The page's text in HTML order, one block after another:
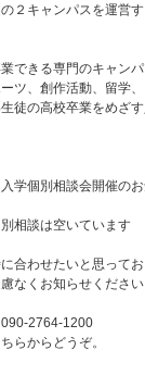
２キャンパスを運営
できる専門のキャンパ
ツ、創作活動、留学、
徒の高校卒業をめざ
学個別相談会開催のお
相談は空いています
合わせたいと思ってお
なくお知らせください
090-2764-1200
らからどうぞ。